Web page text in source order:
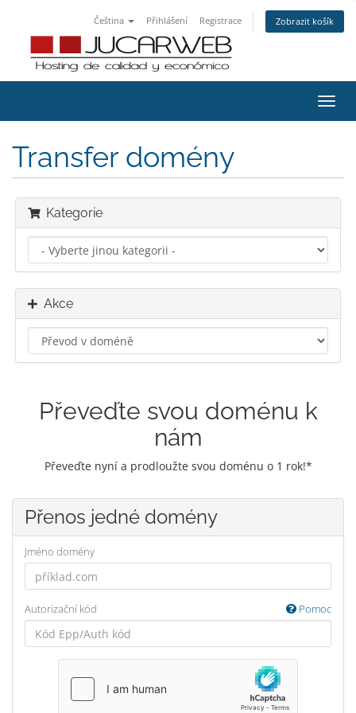
Čeština Přihlášení Registrace Zobrazit košík
Transfer domény
Kategorie
Akce
Převeďte svou doménu k
nám
Převeďte nyní a prodloužte svou doménu o 1 rok!*
Přenos jedné domény
Jméno domény
Autorizační kód Pomoc